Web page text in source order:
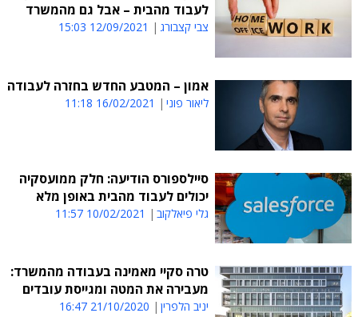
לעבוד מהבית – אבל גם מהמשרד
צבי קצבורג 12/09/2021 15:03
אמון – המטבע החדש בחזרה לעבודה
ליאור פוני 16/02/2021 11:18
סיילספורס הודיעה: חלק ממועסקיה
יכולים לעבוד מהבית באופן מלא
גלי פיאלקוב 10/02/2021 11:57
טרה סקיי מאמינה בעבודה מהמשרד:
מעבירה את המטה ומגייסת עובדים
יניב הלפרין 21/10/2020 16:47